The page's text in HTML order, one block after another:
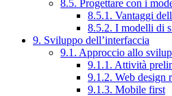
8.5. Progettare con i
8.5.1. Vantaggi
8.5.2. I modelli di
9. Sviluppo dell’interfaccia
9.1. Approccio allo
9.1.1. Attività
9.1.2. Web design
9.1.3. Mobile first